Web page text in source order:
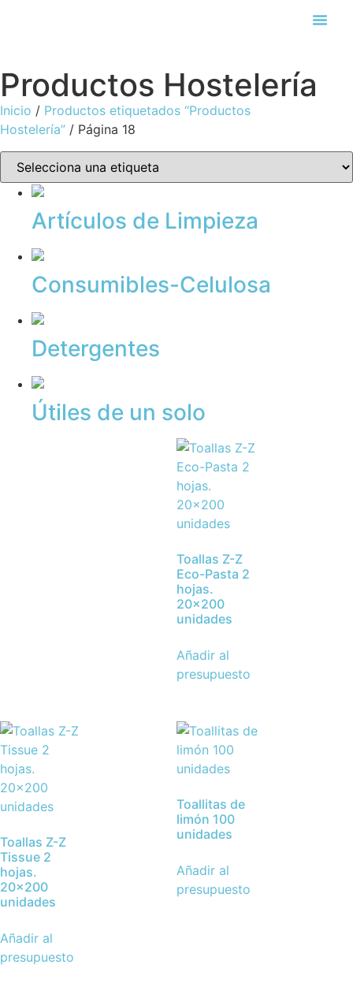
Productos Hostelería
Inicio / Productos etiquetados “Productos
Hostelería” / Página 18
Artículos de Limpieza
Consumibles-Celulosa
Detergentes
Útiles de un solo
Toallas Z-Z
Eco-Pasta 2
hojas.
20×200
unidades
Añadir al
presupuesto
Toallas Z-Z
Tissue 2
hojas.
20×200
unidades
Añadir al
presupuesto
Toallitas de
limón 100
unidades
Añadir al
presupuesto